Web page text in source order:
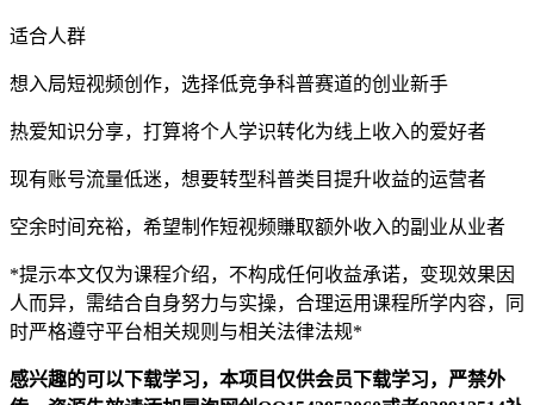
适合人群
想入局短视频创作，选择低竞争科普赛道的创业新手
热爱知识分享，打算将个人学识转化为线上收入的爱好者
现有账号流量低迷，想要转型科普类目提升收益的运营者
空余时间充裕，希望制作短视频賺取额外收入的副业从业者
*提示本文仅为课程介绍，不构成任何收益承诺，变现效果因
人而异，需结合自身努力与实操，合理运用课程所学内容，同
时严格遵守平台相关规则与相关法律法规*
感兴趣的可以下载学习，本项目仅供会员下载学习，严禁外